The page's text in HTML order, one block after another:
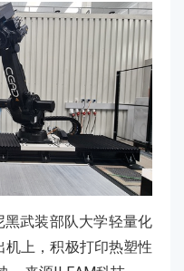
武装部队大学轻量化
机上，积极打印热塑性